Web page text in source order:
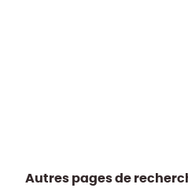
Autres pages de